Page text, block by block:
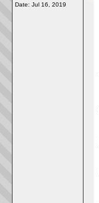
Date: Jul 16, 2019